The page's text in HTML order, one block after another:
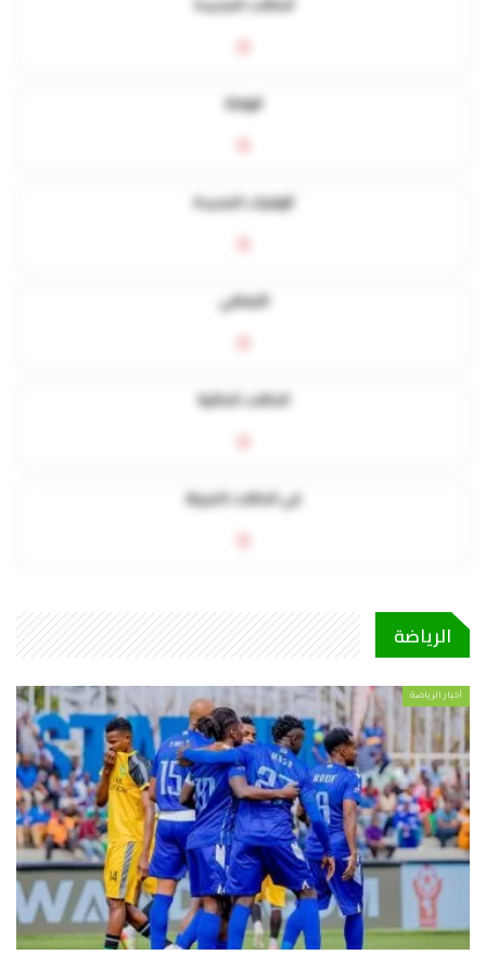
التعافي
في الحالات الحرجة
الرياضة
أخبار الرياضة